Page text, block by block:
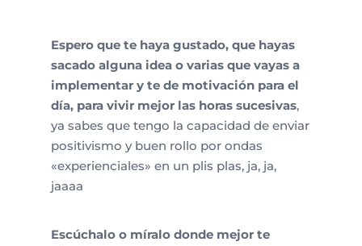
Espero que te haya gustado, que hayas
sacado alguna idea o varias que vayas a
implementar y te de motivación para el
día, para vivir mejor las horas sucesivas,
ya sabes que tengo la capacidad de enviar
positivismo y buen rollo por ondas
«experienciales» en un plis plas, ja, ja,
jaaaa
Escúchalo o míralo donde mejor te